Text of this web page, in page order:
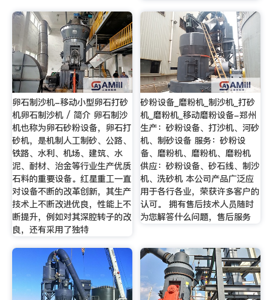
卵石制沙机-移动小型卵石打砂
机卵石制沙机 / 简介 卵石制沙
机也称为卵石砂粉设备，卵石打
砂机，是机制人工制砂、公路、
铁路、水利、机场、建筑、水
泥、耐材、治金等行业生产优质
石料的重要设备。红星重工一直
对设备不断的改革创新，其生产
技术上不断改进优良，性能上不
断提升，例如对其深腔转子的改
良，还有采用了独特
砂粉设备_磨粉机_制沙机_打砂
机_磨粉机_移动磨粉设备-郑州
生产：砂粉设备、打沙机、河砂
机、制砂设备 服务：砂粉设
备、磨粉机、磨粉机、磨粉机
供应：砂粉设备、砂石线、制沙
机、洗砂机 本公司产品广泛应
用于各行各业，荣获许多客户的
认可。 拥有售后技术人员随时
为您解答什么问题，售后服务